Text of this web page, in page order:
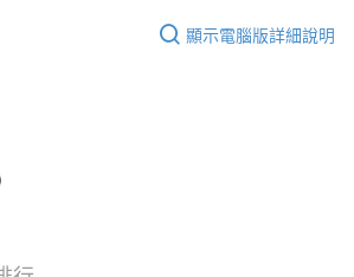
顯示電腦版詳細說明